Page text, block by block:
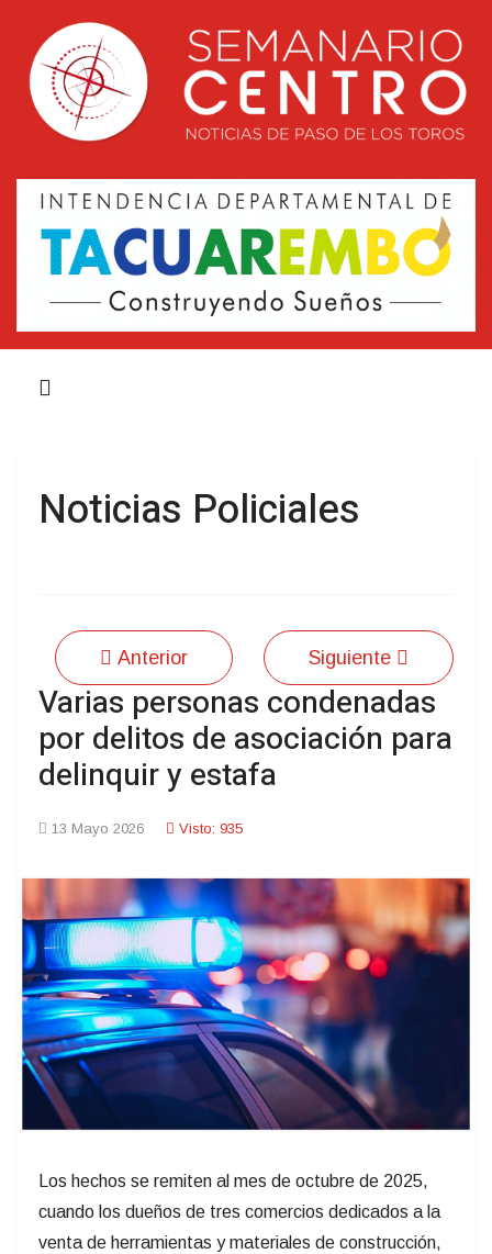
Noticias Policiales
Anterior Siguiente
Varias personas condenadas
por delitos de asociación para
delinquir y estafa
13 Mayo 2026 Visto: 935
Los hechos se remiten al mes de octubre de 2025,
cuando los dueños de tres comercios dedicados a la
venta de herramientas y materiales de construcción,